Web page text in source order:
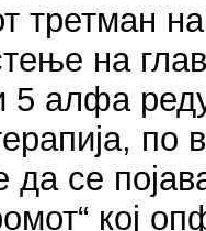
третман
на
алфа
се
кој